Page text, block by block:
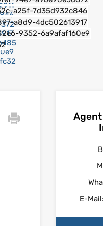
Agent
E-Mail: